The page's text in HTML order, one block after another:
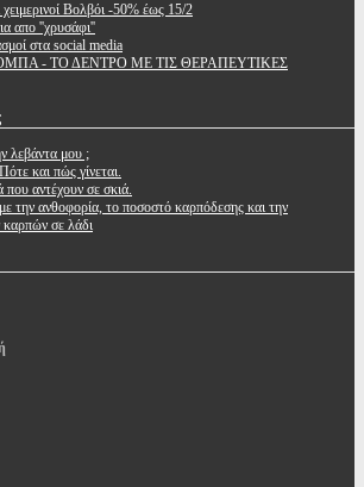
Βολβόι -50% έως 15/2
απο ''χρυσάφι''
στα social media
- ΤΟ ΔΕΝΤΡΟ ΜΕ ΤΙΣ ΘΕΡΑΠΕΥΤΙΚΕΣ
λεβάντα μου ;
και πώς γίνεται.
αντέχουν σε σκιά.
την ανθοφορία, το ποσοστό καρπόδεσης και την
καρπών σε λάδι